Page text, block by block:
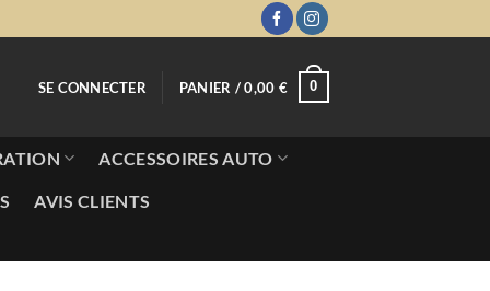
SE CONNECTER PANIER /0,00 € 0
ACCESSOIRES AUTO
AVIS CLIENTS